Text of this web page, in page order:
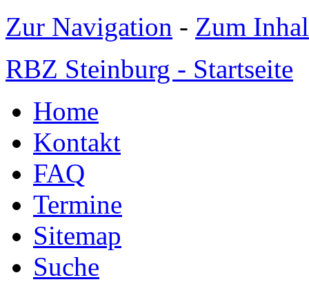
Zur Navigation - Zum
RBZ Steinburg - Startseite
Home
Kontakt
FAQ
Termine
Sitemap
Suche